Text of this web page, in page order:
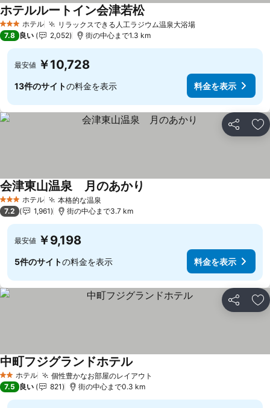
3 ホテルのランク
ホテル リラックスできる人工ラジウム温泉大浴場
ホテルルートイン会津若松
7.8 良い 2,052 街の中心まで1.3 km
最安値 ￥10,728
13件のサイトの料金を表示 料金を表示
シェア お
3 ホテルのランク
ホテル 本格的な温泉
会津東山温泉 月のあかり
7.2 1,961 街の中心まで3.7 km
最安値 ￥9,198
5件のサイトの料金を表示 料金を表示
シェア お
2 ホテルのランク
ホテル 個性豊かなお部屋のレイアウト
中町フジグランドホテル
7.5 良い 821 街の中心まで0.3 km